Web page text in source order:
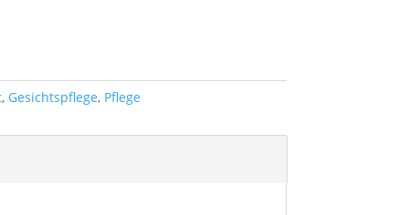
, Gesichtspflege, Pflege